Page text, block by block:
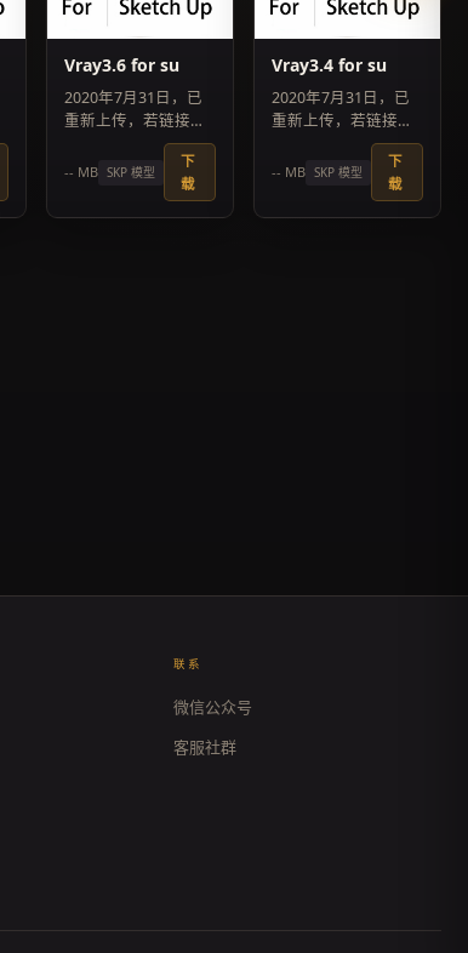
Vray3.6 for su
2020年7月31日，已
重新上传，若链接丢
-- MB SKP 模型
下
载
Vray3.4 for su
2020年7月31日，已
重新上传，若链接丢
-- MB SKP 模型
下
载
联系
微信公众号
客服社群